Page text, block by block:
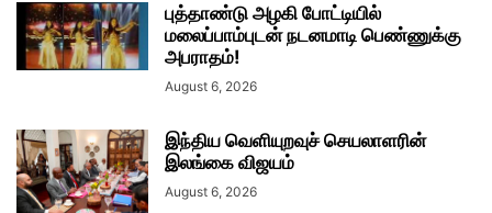
புத்தாண்டு அழகி போட்டியில்
மலைப்பாம்புடன் நடனமாடி பெண்ணுக்கு
அபராதம்!
August 6, 2026
இந்திய வெளியுறவுச் செயலாளரின்
இலங்கை விஜயம்
August 6, 2026